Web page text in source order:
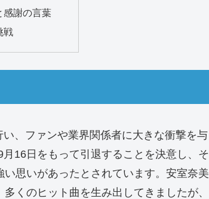
感謝の言葉
戦
、ファンや業界関係者に大きな衝撃を与
16日をもって引退することを決意し、そ
思いがあったとされています。安室奈美
くのヒット曲を生み出してきましたが、